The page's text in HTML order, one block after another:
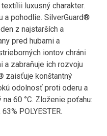
luxusný charakter.
a pohodlie. SilverGuard®
z najstarších a
pred hubami a
iontov chráni
a zabraňuje ich rozvoju
zaisťuje konštantný
odolnosť proti oderu a
60 °C. Zloženie poťahu:
POLYESTER.